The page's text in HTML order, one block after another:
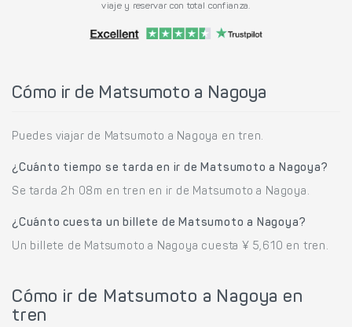
viaje y reservar con total confianza.
Cómo ir de Matsumoto a Nagoya
Puedes viajar de Matsumoto a Nagoya en tren.
¿Cuánto tiempo se tarda en ir de Matsumoto a Nagoya?
Se tarda 2h 08m en tren en ir de Matsumoto a Nagoya.
¿Cuánto cuesta un billete de Matsumoto a Nagoya?
Un billete de Matsumoto a Nagoya cuesta ¥ 5,610 en tren.
Cómo ir de Matsumoto a Nagoya en
tren